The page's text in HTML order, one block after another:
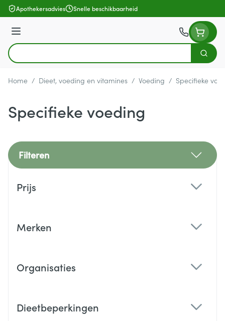
Ga naar de inhoud
Apothekersadvies Snelle beschikbaarheid
Menu
Product, merk, categorie...
Zoek
Home / Dieet, voeding en vitamines / Voeding / Specifieke
Specifieke voeding
Filteren
Prijs
Merken
Organisaties
Dieetbeperkingen